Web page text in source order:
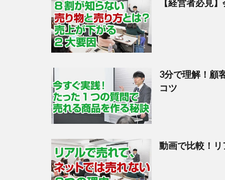
【経営者必見
3分で理解！顧
コツ
動画で比較！